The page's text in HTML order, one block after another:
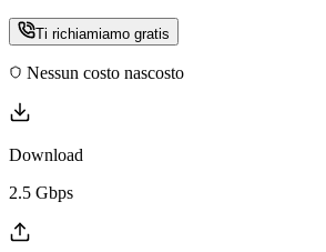
Ti richiamiamo gratis
Nessun costo nascosto
Download
2.5 Gbps